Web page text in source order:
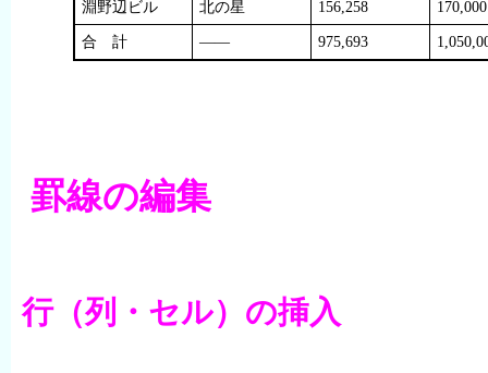
淵野辺ビル 北の星 156,258 170,000
合 計 ―― 975,693
罫線の編集
行（列・セル）の挿入